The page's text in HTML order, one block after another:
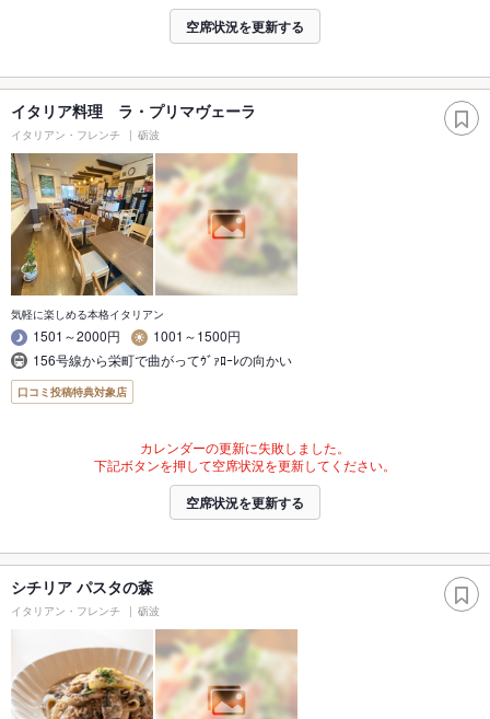
空席状況を更新する
イタリア料理 ラ・プリマヴェーラ
イタリアン・フレンチ 砺波
気軽に楽しめる本格イタリアン
1501～2000円
1001～1500円
156号線から栄町で曲がってｳﾞｧﾛｰﾚの向かい
口コミ投稿特典対象店
カレンダーの更新に失敗しました。
下記ボタンを押して空席状況を更新してください。
空席状況を更新する
シチリア パスタの森
イタリアン・フレンチ 砺波